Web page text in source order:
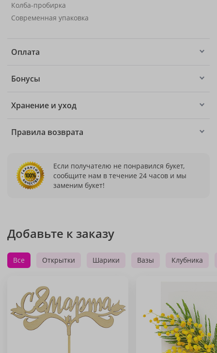
Колба-пробирка
Современная упаковка
Оплата
Бонусы
Хранение и уход
Правила возврата
Если получателю не понравился букет,
сообщите нам в течение 24 часов и мы
заменим букет!
Добавьте к заказу
Все Открытки Шарики Вазы Клубника